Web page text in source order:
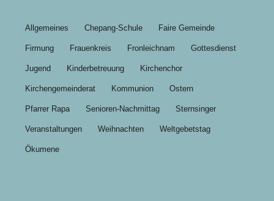
Allgemeines Chepang-Schule Faire Gemeinde
Firmung Frauenkreis Fronleichnam Gottesdienst
Jugend Kinderbetreuung Kirchenchor
Kirchengemeinderat Kommunion Ostern
Pfarrer Rapa Senioren-Nachmittag Sternsinger
Veranstaltungen Weihnachten Weltgebetstag
Ökumene